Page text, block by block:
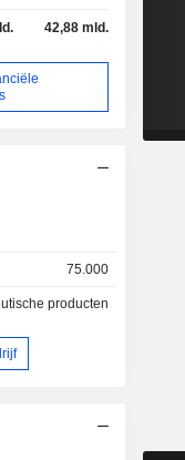
42,88 mld.
75.000
producten